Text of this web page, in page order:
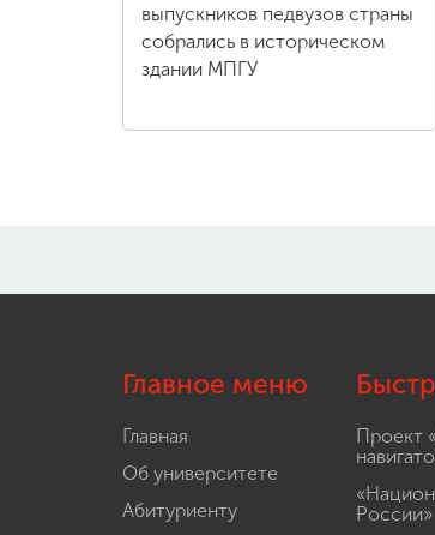
выпускников педвузов страны
собрались в историческом
здании МПГУ
Главное меню
Главная
Об университете
Абитуриенту
Проект
России»